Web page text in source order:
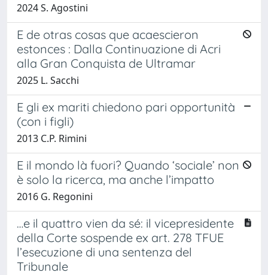
2024 S. Agostini
E de otras cosas que acaescieron
estonces : Dalla Continuazione di Acri
alla Gran Conquista de Ultramar
2025 L. Sacchi
E gli ex mariti chiedono pari opportunità
(con i figli)
2013 C.P. Rimini
E il mondo là fuori? Quando ‘sociale’ non
è solo la ricerca, ma anche l’impatto
2016 G. Regonini
…e il quattro vien da sé: il vicepresidente
della Corte sospende ex art. 278 TFUE
l’esecuzione di una sentenza del
Tribunale